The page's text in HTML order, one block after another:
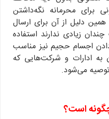
برای محرمانه نگه‌داشتن
دلیل از آن برای ارسال
زیادی ندارند استفاده
اجسام حجیم نیز مناسب
ادارات و شرکت‌هایی که
توصیه می‌شود.